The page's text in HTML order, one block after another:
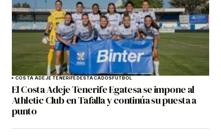
COSTA ADEJE TENERIFEDESTACADOSFÚTBOL
El Costa Adeje Tenerife Egatesa se impone al
Athletic Club en Tafalla y continúa su puesta a
punto